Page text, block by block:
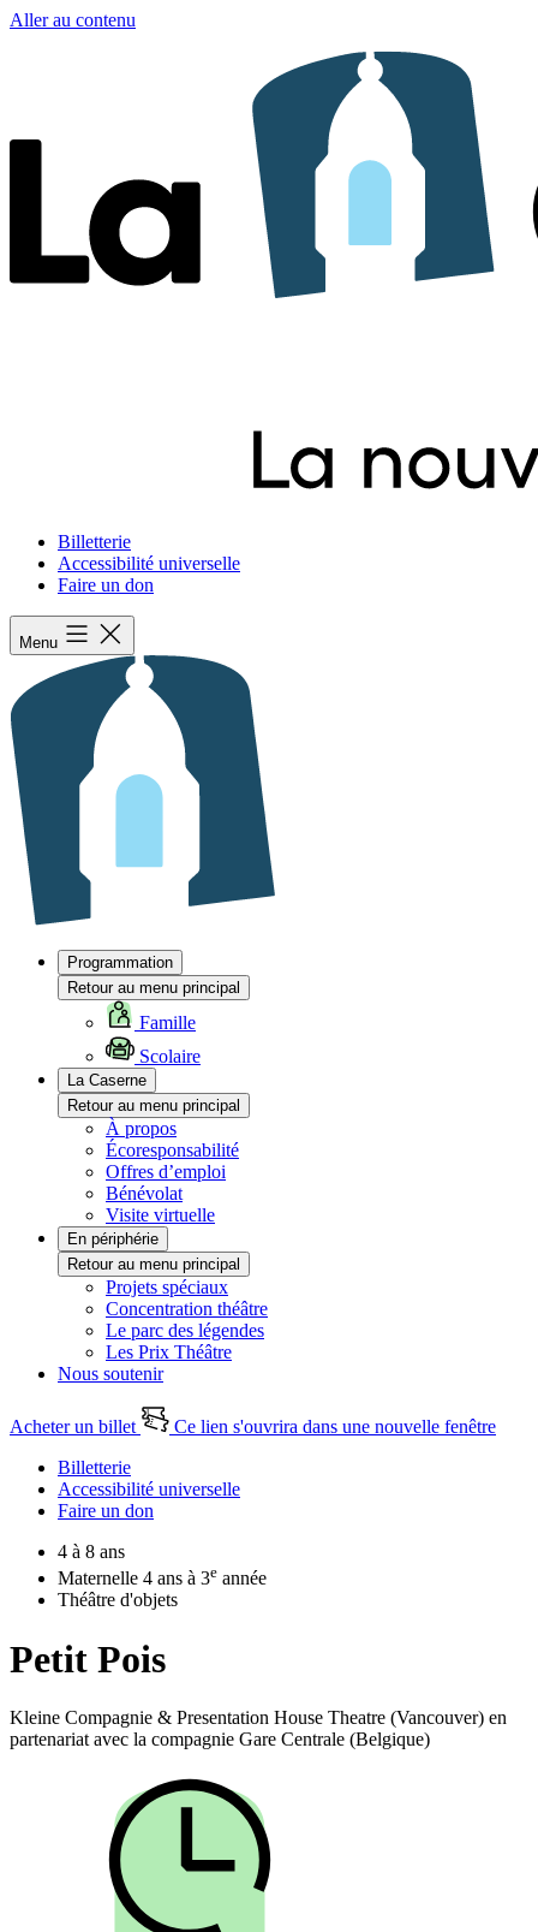
Aller au contenu
Billetterie
Accessibilité universelle
Faire un don
Menu
Programmation
Retour au menu principal
Famille
Scolaire
La Caserne
Retour au menu principal
À propos
Écoresponsabilité
Offres d’emploi
Bénévolat
Visite virtuelle
En périphérie
Retour au menu principal
Projets spéciaux
Concentration théâtre
Le parc des légendes
Les Prix Théâtre
Nous soutenir
Acheter un billet
Ce lien s'ouvrira dans une nouvelle fenêtre
Billetterie
Accessibilité universelle
Faire un don
4 à 8 ans
Maternelle 4 ans à 3e année
Théâtre d'objets
Petit Pois
Kleine Compagnie & Presentation House Theatre (Vancouver) en
partenariat avec la compagnie Gare Centrale (Belgique)